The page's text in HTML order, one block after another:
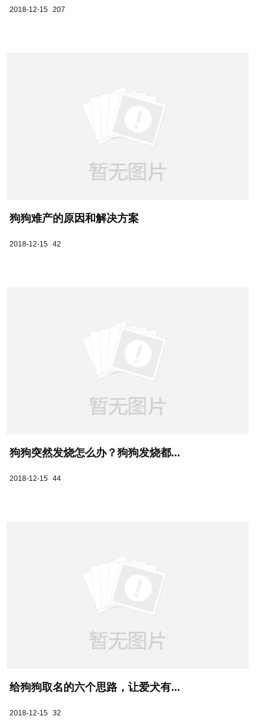
2018-12-15 207
狗狗难产的原因和解决方案
2018-12-15 42
狗狗突然发烧怎么办？狗狗发烧都...
2018-12-15 44
给狗狗取名的六个思路，让爱犬有...
2018-12-15 32